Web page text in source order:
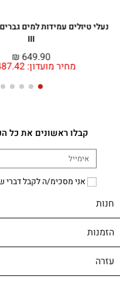
III
מחיר מועדון:
₪ 649.90
קבלו ראשונים את כל
אני מסכימ/ה לקבל דברי
חנות
הזמנות
עזרה